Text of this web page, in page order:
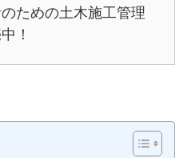
ための土木施工管理
！